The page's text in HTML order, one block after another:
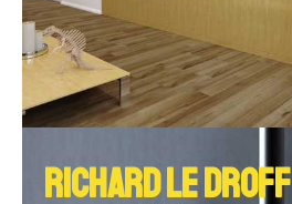
RICHARD LE DROFF